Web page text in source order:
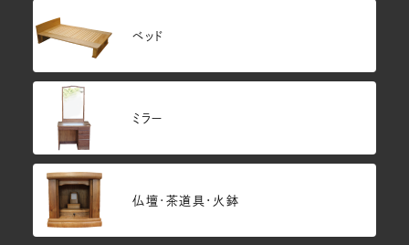
ベッド
ミラー
仏壇･茶道具・火鉢